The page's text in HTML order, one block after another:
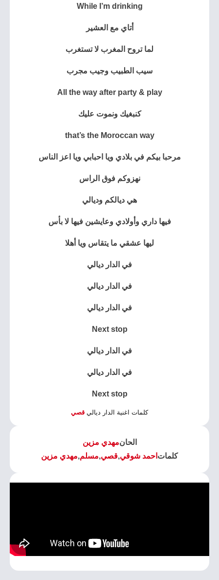
While I’m drinking
أتاي مع العشير
لما تروح المغرب لا تستغرب
سيب الطبيب وجيب مجرب
All the way after party & play
كنبغيك ونموت عليك
that’s the Moroccan way
مرحبا بيكم في بلادي ويا احبابي ويا اعز الناس
نهزوكم فوق الراس
هي ديالكم وديالي
فيها داري وأولادي وعايشين فيها لا بأس
ليها عشقي ما يتقاس ويا أهلا
في الدار ديالي
في الدار ديالي
في الدار ديالي
Next stop
في الدار ديالي
في الدار ديالي
Next stop
كلمات اغنية الدار ديالي قصي
الحانمهدي مزين
كلمات احمد شوقي,قصي,مسلم,مهدي مزين